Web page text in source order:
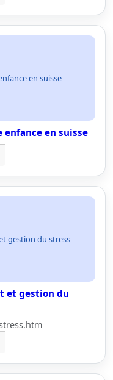
en suisse
en suisse
gestion du stress
et gestion du